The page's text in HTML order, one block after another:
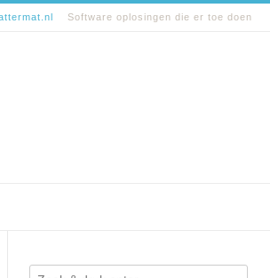
Software oplosingen die er toe doen